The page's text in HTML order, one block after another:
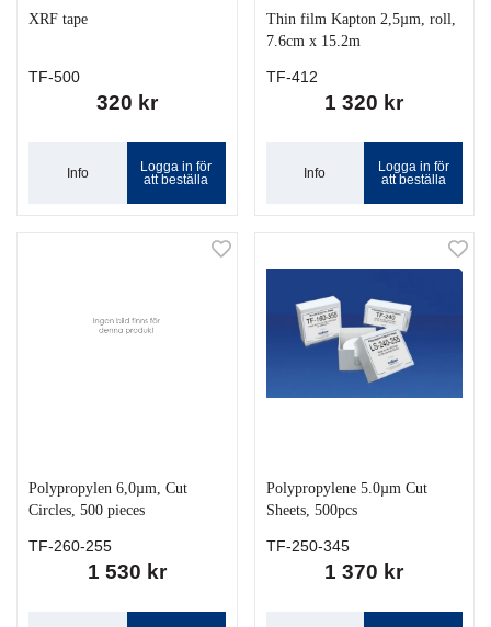
XRF tape
TF-500
320 kr
Info
Logga in för
att beställa
Thin film Kapton 2,5µm, roll,
7.6cm x 15.2m
TF-412
1 320 kr
Info
Logga in för
att beställa
Polypropylen 6,0µm, Cut
Circles, 500 pieces
TF-260-255
1 530 kr
Polypropylene 5.0µm Cut
Sheets, 500pcs
TF-250-345
1 370 kr